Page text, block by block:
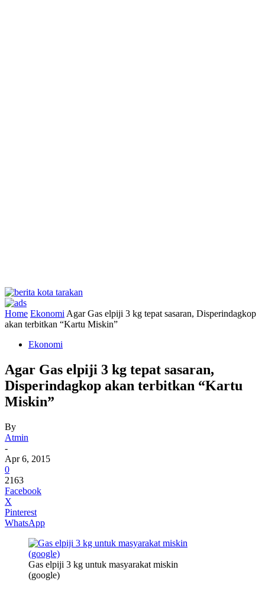
Home Ekonomi Agar Gas elpiji 3 kg tepat sasaran, Disperindagkop
akan terbitkan “Kartu Miskin”
Ekonomi
Agar Gas elpiji 3 kg tepat sasaran,
Disperindagkop akan terbitkan “Kartu
Miskin”
By
Atmin
-
Apr 6, 2015
0
2163
Facebook
X
Pinterest
WhatsApp
Gas elpiji 3 kg untuk masyarakat miskin
(google)